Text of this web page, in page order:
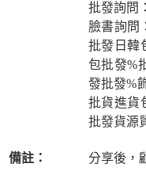
批發詢問
臉書詢問
批發日韓
包批發%
發批發%
批貨進貨
批發貨源
備註： 分享後，